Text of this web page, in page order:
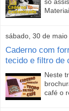
sábado, 30 de
Caderno com
tecido e filtro de
Neste
café o